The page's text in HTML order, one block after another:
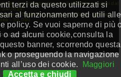
- In ottemperanza agli obblighi previsiti dal
34/2019:
Garantito T. Gar. L. 662/96 - Decreto
- 30.000
0774718001
terzi da questo utilizzati si
al funzionamento ed utili alle
policy. Se vuoi saperne di più
o ad alcuni cookie,consulta la
banner, scorrendo questa
o proseguendo la navigazione
all’uso dei cookie.
Maggiori
Accetta e chiudi